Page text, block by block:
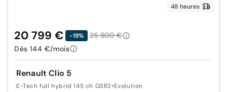
48 heures
Renault Clio 5
E-Tech full hybrid 145 ch GSR2•Evolution
20 799 € -19%
25 800 €
Dès 144 €/mois